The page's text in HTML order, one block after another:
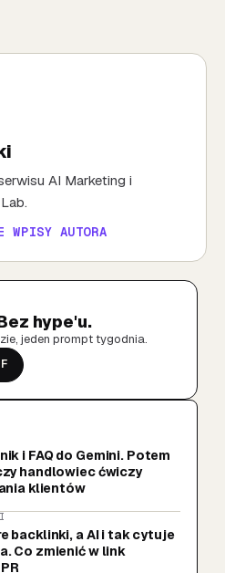
AI Marketing i
WPISY AUTORA
hype'u.
jeden prompt tygodnia.
i FAQ do Gemini. Potem
handlowiec ćwiczy
klientów
backlinki, a AI i tak cytuje
Co zmienić w link